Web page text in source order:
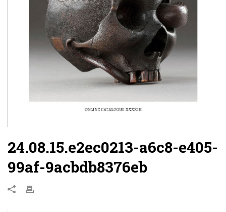
24.08.15.e2ec0213-a6c8-e405-
99af-9acbdb8376eb